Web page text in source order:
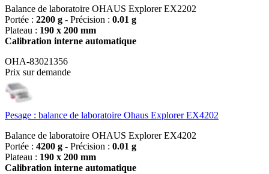
Balance de laboratoire OHAUS Explorer EX2202
Portée : 2200 g - Précision : 0.01 g
Plateau : 190 x 200 mm
Calibration interne automatique
OHA-83021356
Prix sur demande
Pesage : balance de laboratoire Ohaus Explorer EX4202
Balance de laboratoire OHAUS Explorer EX4202
Portée : 4200 g - Précision : 0.01 g
Plateau : 190 x 200 mm
Calibration interne automatique